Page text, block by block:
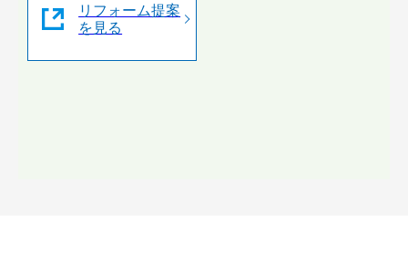
リフォーム提案
を見る